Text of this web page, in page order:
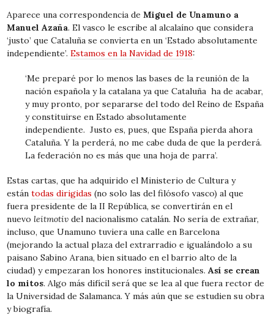
Aparece una correspondencia deMiguel de Unamuno a
Manuel Azaña. El vasco le escribe al alcalaíno que considera
‘justo’ que Cataluña se convierta en un ‘Estado absolutamente
independiente’.Estamos en la Navidad de 1918:
‘Me preparé por lo menos las bases de la reunión de la
nación española y la catalana ya que Cataluña ha de acabar,
y muy pronto, por separarse del todo del Reino de España
y constituirse en Estado absolutamente
independiente. Justo es, pues, que España pierda ahora
Cataluña. Y la perderá, no me cabe duda de que la perderá.
La federación no es más que una hoja de parra’.
Estas cartas, que ha adquirido el Ministerio de Cultura y
estántodas dirigidas (no solo las del filósofo vasco) al que
fuera presidente de la II República, se convertirán en el
nuevoleitmotiv del nacionalismo catalán. No sería de extrañar,
incluso, que Unamuno tuviera una calle en Barcelona
(mejorando la actual plaza del extrarradio e igualándolo a su
paisano Sabino Arana, bien situado en el barrio alto de la
ciudad) y empezaran los honores institucionales.Así se crean
lo mitos. Algo más difícil será que se lea al que fuera rector de
la Universidad de Salamanca. Y más aún que se estudien su obra
y biografía.